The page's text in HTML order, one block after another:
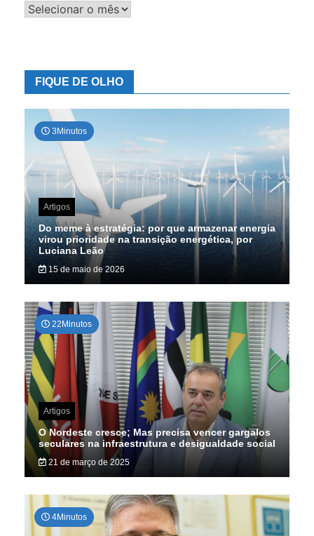
Banco
FIQUE DE OLHO
3Minutos
Artigos
Do meme à estratégia: por que armazenar energia
virou prioridade na transição energética, por
Luciana Leão
15 de maio de 2026
22Minutos
Artigos
O Nordeste cresce; Mas precisa vencer gargalos
seculares na infraestrutura e desigualdade social
21 de março de 2025
4Minutos